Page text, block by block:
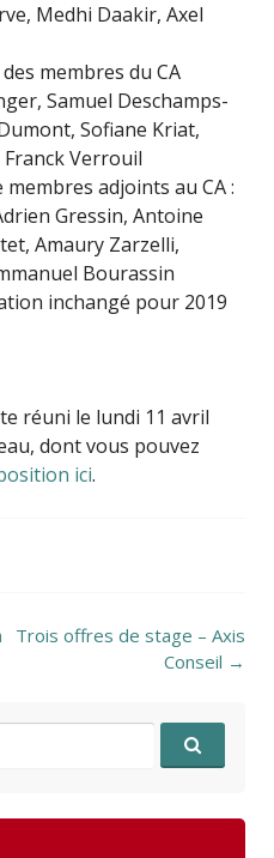
Medhi Daakir, Axel
membres du CA
Samuel Deschamps-
Sofiane Kriat,
Verrouil
adjoints au CA :
Gressin, Antoine
Amaury Zarzelli,
Bourassin
inchangé pour 2019
réuni le lundi 11 avril
dont vous pouvez
ici.
Trois offres de stage – Axis
Conseil →